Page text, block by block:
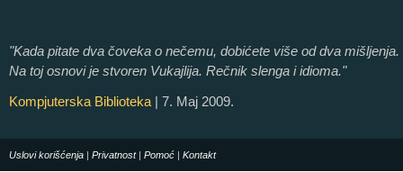
"Kada pitate dva čoveka o nečemu, dobićete više od dva mišljenja.
Na toj osnovi je stvoren Vukajlija. Rečnik slenga i idioma."
Kompjuterska Biblioteka | 7. Maj 2009.
Uslovi korišćenja | Privatnost| Pomoć | Kontakt